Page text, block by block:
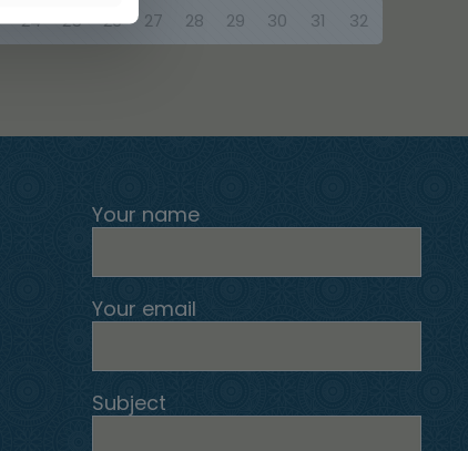
24 25 26 27 28 29 30 31 32
Your name
Your email
Subject